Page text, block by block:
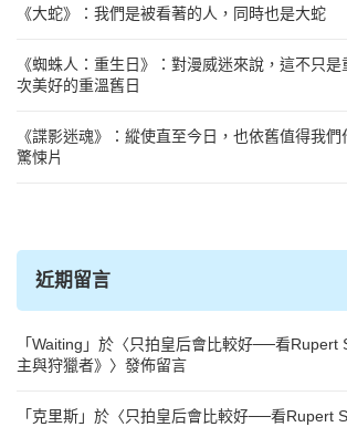
《大蛇》：我們是被看著的人，同時也是大蛇
《蜘蛛人：重生日》：對漫威迷來說，這不只
次美好的重溫舊日
《諜影迷魂》：縱使直至今日，也依舊值得我
驚悚片
近期留言
「Waiting 」於〈只拍皇后會比較好──看Rupert
主與狩獵者》 〉發佈留言
「 克里斯」於〈只拍皇后會比較好──看Rupert